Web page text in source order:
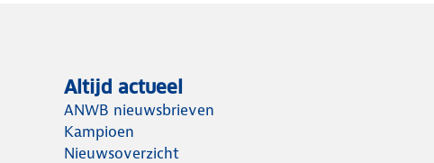
Altijd actueel
ANWB nieuwsbrieven
Kampioen
Nieuwsoverzicht